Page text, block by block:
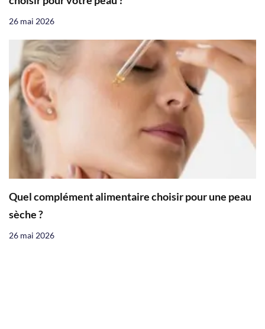
26 mai 2026
Quel complément alimentaire choisir pour une peau
sèche ?
26 mai 2026